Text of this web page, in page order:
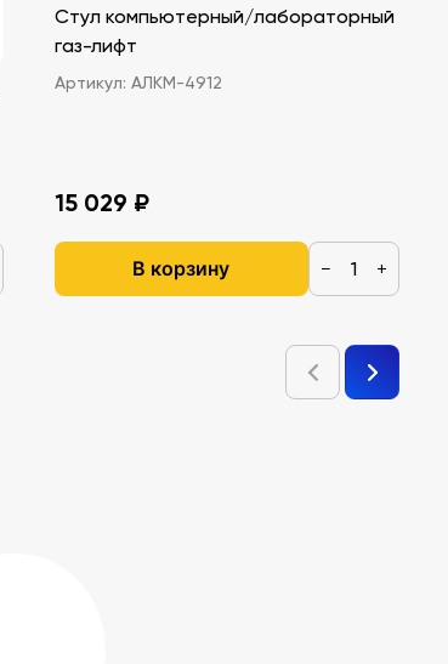
Стул компьютерный/лабораторный
газ-лифт
Артикул: АЛКМ-4912
15 029 ₽
В корзину − +